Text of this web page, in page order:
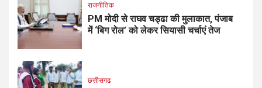
राजनीतिक
PM मोदी से राघव चड्ढा की मुलाकात, पंजाब
में ‘बिग रोल’ को लेकर सियासी चर्चाएं तेज
छत्तीसगढ